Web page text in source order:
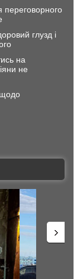
переговорного
глузд і
на
не